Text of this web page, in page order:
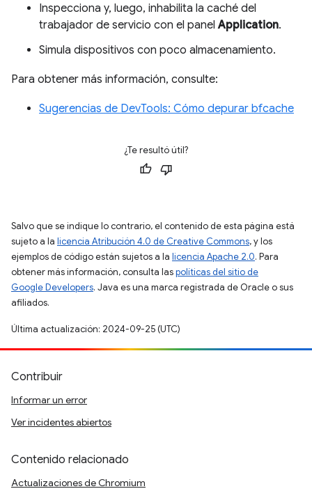
Inspecciona y, luego, inhabilita la caché del
trabajador de servicio con el panelApplication.
Simula dispositivos con poco almacenamiento.
Para obtener más información, consulte:
Sugerencias de DevTools: Cómo depurar bfcache
¿Te resultó útil?
Salvo que se indique lo contrario, el contenido de esta página está
sujeto a la licencia Atribución 4.0 de Creative Commons, y los
ejemplos de código están sujetos a la licencia Apache 2.0. Para
obtener más información, consulta laspolíticas del sitio de
Google Developers. Java es una marca registrada de Oracle o sus
afiliados.
Última actualización: 2024-09-25 (UTC)
Contribuir
Informar un error
Ver incidentes abiertos
Contenido relacionado
Actualizaciones de Chromium